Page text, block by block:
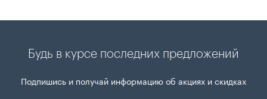
Будь в курсе последних предложений
Подпишись и получай информацию об акциях и скидках